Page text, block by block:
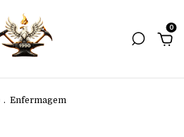
0
. Enfermagem